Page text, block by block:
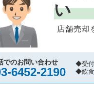
の飲食店の居抜き売却物件
区の飲食店の居抜き売却物
区の飲食店の居抜き売却物
飲食店の居抜き売却物件の
区のそば・うどんの居抜き
23区の寿司の居抜き売却物
区の焼肉の居抜き売却物
区の鉄板焼き・お好み焼
の寿司の居抜き売却物件の
区の焼肉の居抜き売却物件の
の鉄板焼き・お好み焼の
のアジア料理の居抜き売却
い
店舗売却
でのお問い合わせ
6452-2190
◆受付
◆飲食